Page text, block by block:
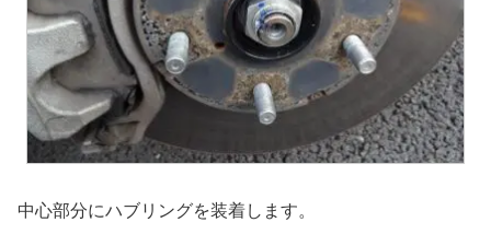
中心部分にハブリングを装着します。